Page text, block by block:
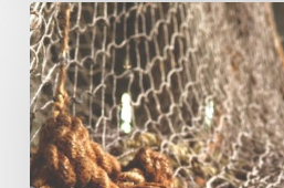
Komentár
k
textom
na
17.
nedeľu